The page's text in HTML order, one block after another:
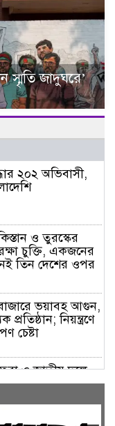
স্মৃতি জাদুঘরে’
২০২ অভিবাসী,
ও তুরস্কের
চুক্তি, একজনের
তিন দেশের ওপর
ভয়াবহ আগুন,
নিয়ন্ত্রণে
চেষ্টা
ও জাতীয় দলে
ইঙ্গিত ক্রীড়া